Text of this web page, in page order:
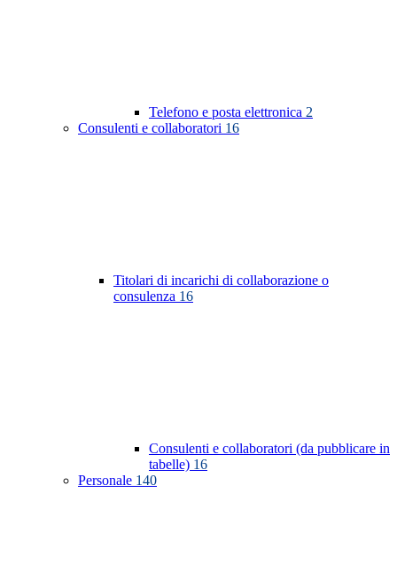
Telefono e posta elettronica 2
Consulenti e collaboratori 16
Titolari di incarichi di collaborazione o
consulenza 16
Consulenti e collaboratori (da pubblicare in
tabelle) 16
Personale 140